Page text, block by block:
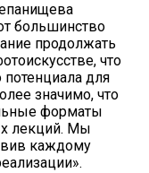
большинство
продолжать
что
для
значимо, что
форматы
лекций. Мы
каждому